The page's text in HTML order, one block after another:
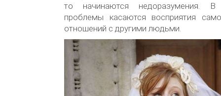
то начинаются недоразумения.
проблемы касаются восприятия
отношений с другими людьми.